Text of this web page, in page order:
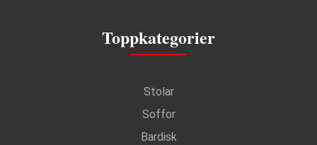
Toppkategorier
Stolar
Soffor
Bardisk